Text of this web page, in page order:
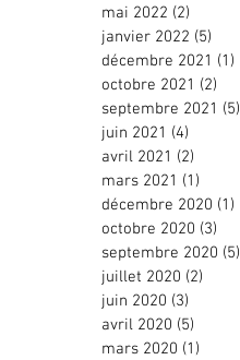
mai 2022 (2)
janvier 2022 (5)
décembre 2021 (1)
octobre 2021 (2)
septembre 2021 (5)
juin 2021 (4)
avril 2021 (2)
mars 2021 (1)
décembre 2020 (1)
octobre 2020 (3)
septembre 2020 (5)
juillet 2020 (2)
juin 2020 (3)
avril 2020 (5)
mars 2020 (1)